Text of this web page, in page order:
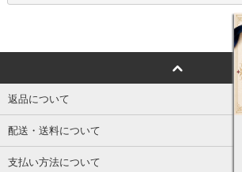
返品について
配送・送料について
支払い方法について